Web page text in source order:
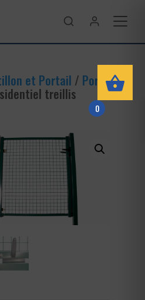
et Portail / Portillon
treillis
0